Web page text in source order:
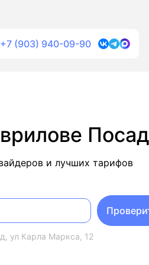
+7 (903) 940-09-90
и лучших тарифов
ул Карла Маркса, 12